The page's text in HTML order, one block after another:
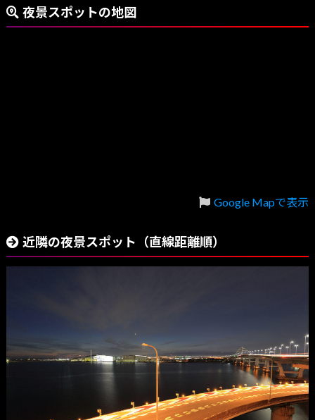
夜景スポットの地図
Google Mapで表示
近隣の夜景スポット（直線距離順）